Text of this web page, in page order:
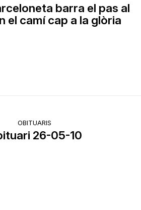
barra el pas al
el camí cap a la glòria
OBITUARIS
26-05-10